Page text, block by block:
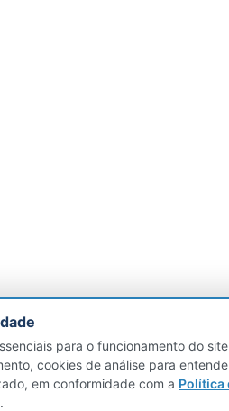
para o funcionamento do
cookies de análise para
em conformidade com a Política
.